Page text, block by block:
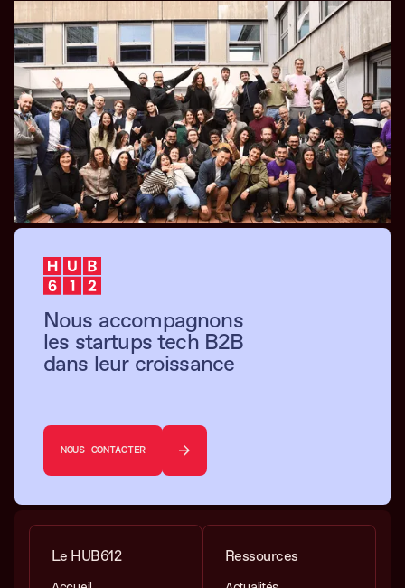
Nous accompagnons
les startups tech B2B
dans leur croissance
NOUS CONTACTER
Le HUB612 Ressources